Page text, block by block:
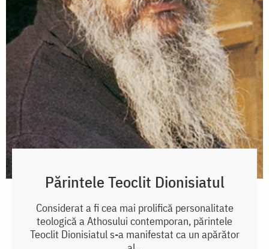
Părintele Teoclit Dionisiatul
Considerat a fi cea mai prolifică personalitate
teologică a Athosului contemporan, părintele
Teoclit Dionisiatul s-a manifestat ca un apărător